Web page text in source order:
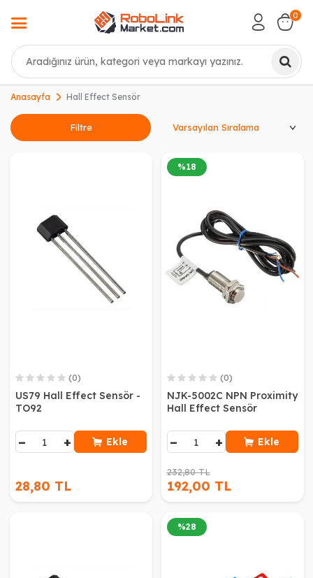
Ara
0
Anasayfa Hall Effect Sensör
Filtre
(0)
US79 Hall Effect Sensör -
TO92
− + Ekle
28,80 TL
%18
(0)
NJK-5002C NPN Proximity
Hall Effect Sensör
− + Ekle
232,80 TL
192,00 TL
%28